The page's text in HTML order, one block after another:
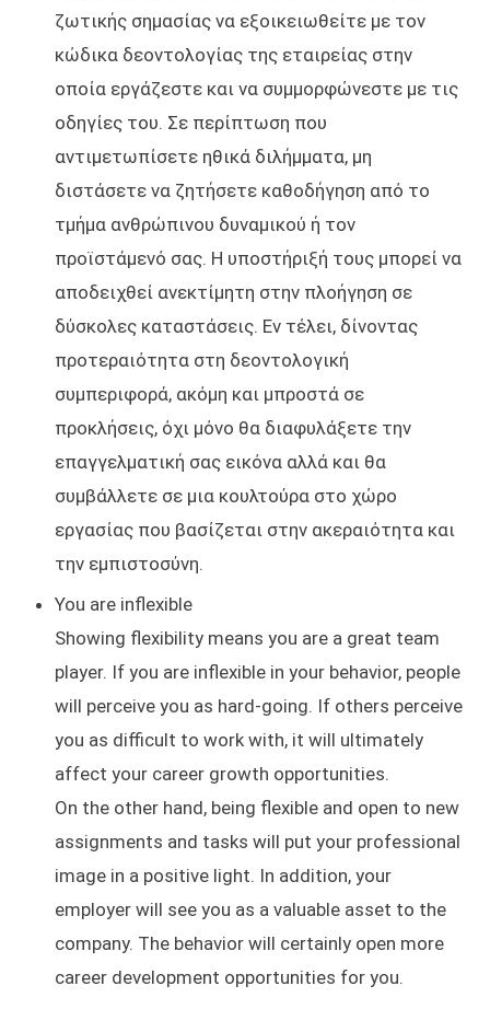
ζωτικής σημασίας να εξοικειωθείτε με τον
κώδικα δεοντολογίας της εταιρείας στην
οποία εργάζεστε και να συμμορφώνεστε με τις
οδηγίες του. Σε περίπτωση που
αντιμετωπίσετε ηθικά διλήμματα, μη
διστάσετε να ζητήσετε καθοδήγηση από το
τμήμα ανθρώπινου δυναμικού ή τον
προϊστάμενό σας. Η υποστήριξή τους μπορεί να
αποδειχθεί ανεκτίμητη στην πλοήγηση σε
δύσκολες καταστάσεις. Εν τέλει, δίνοντας
προτεραιότητα στη δεοντολογική
συμπεριφορά, ακόμη και μπροστά σε
προκλήσεις, όχι μόνο θα διαφυλάξετε την
επαγγελματική σας εικόνα αλλά και θα
συμβάλλετε σε μια κουλτούρα στο χώρο
εργασίας που βασίζεται στην ακεραιότητα και
την εμπιστοσύνη.
You are inflexible
Showing flexibility means you are a great team
player. If you are inflexible in your behavior, people
will perceive you as hard-going. If others perceive
you as difficult to work with, it will ultimately
affect your career growth opportunities.
On the other hand, being flexible and open to new
assignments and tasks will put your professional
image in a positive light. In addition, your
employer will see you as a valuable asset to the
company. The behavior will certainly open more
career development opportunities for you.